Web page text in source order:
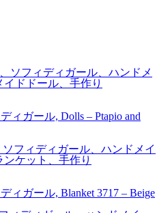
ィガール, Dolls – Ptapio and
ィガール, Blanket 3717 – Beige